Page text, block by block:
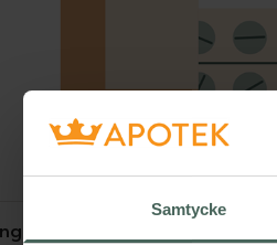
Samtycke